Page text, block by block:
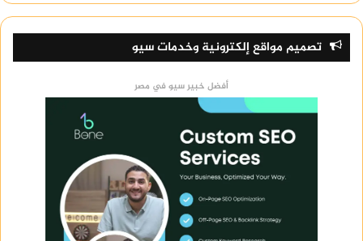
تصميم مواقع إلكترونية وخدمات سيو
أفضل خبير سيو في مصر